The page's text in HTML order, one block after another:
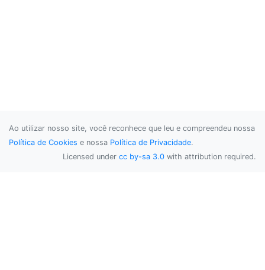
Ao utilizar nosso site, você reconhece que leu e compreendeu nossa
Política de Cookies e nossa Política de Privacidade.
Licensed under cc by-sa 3.0 with attribution required.